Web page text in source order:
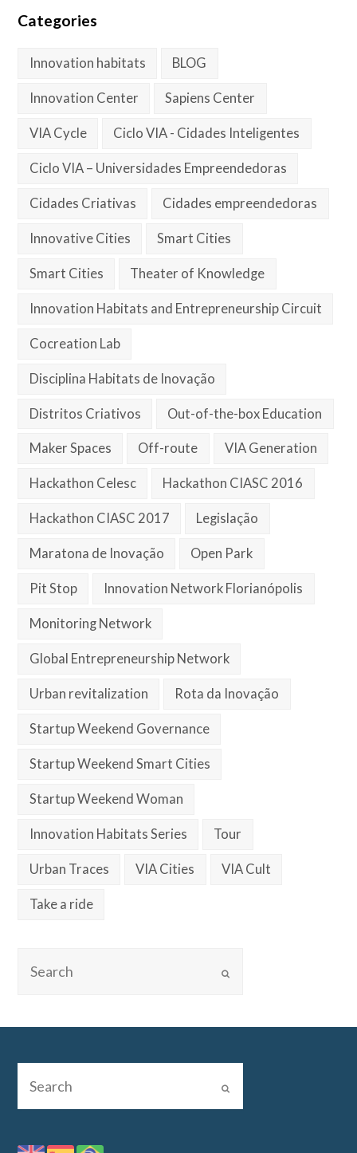
Categories
Innovation habitats BLOG
Innovation Center Sapiens Center
VIA Cycle Ciclo VIA - Cidades Inteligentes
Ciclo VIA – Universidades Empreendedoras
Cidades Criativas Cidades empreendedoras
Innovative Cities Smart Cities
Smart Cities Theater of Knowledge
Innovation Habitats and Entrepreneurship Circuit
Cocreation Lab
Disciplina Habitats de Inovação
Distritos Criativos Out-of-the-box Education
Maker Spaces Off-route VIA Generation
Hackathon Celesc Hackathon CIASC 2016
Hackathon CIASC 2017 Legislação
Maratona de Inovação Open Park
Pit Stop Innovation Network Florianópolis
Monitoring Network
Global Entrepreneurship Network
Urban revitalization Rota da Inovação
Startup Weekend Governance
Startup Weekend Smart Cities
Startup Weekend Woman
Innovation Habitats Series Tour
Urban Traces VIA Cities VIA Cult
Take a ride